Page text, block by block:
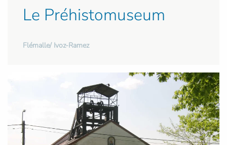
Le Préhistomuseum
Flémalle/ Ivoz-Ramez